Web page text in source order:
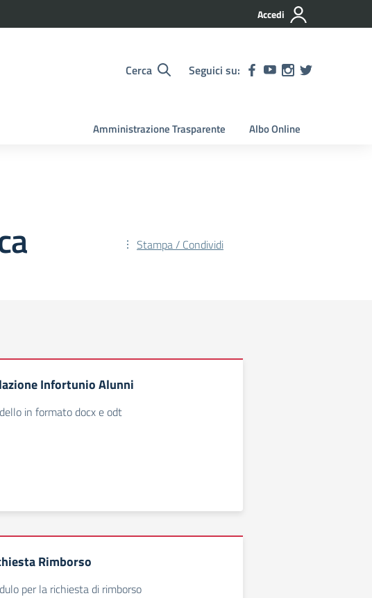
Accedi
Cerca Seguici su:
Amministrazione Trasparente Albo Online
Stampa / Condividi
Infortunio Alunni
in formato docx e odt
Rimborso
per la richiesta di rimborso